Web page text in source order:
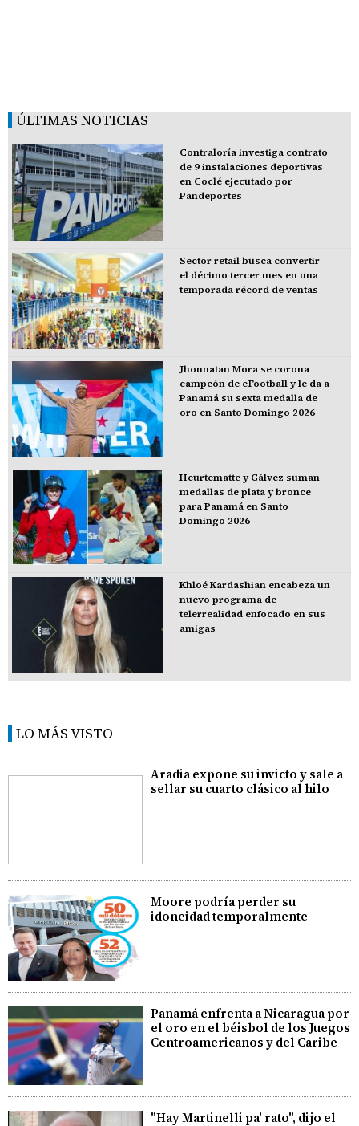
ÚLTIMAS NOTICIAS
Contraloría investiga contrato
de 9 instalaciones deportivas
en Coclé ejecutado por
Pandeportes
Sector retail busca convertir
el décimo tercer mes en una
temporada récord de ventas
Jhonnatan Mora se corona
campeón de eFootball y le da a
Panamá su sexta medalla de
oro en Santo Domingo 2026
Heurtematte y Gálvez suman
medallas de plata y bronce
para Panamá en Santo
Domingo 2026
Khloé Kardashian encabeza un
nuevo programa de
telerrealidad enfocado en sus
amigas
LO MÁS VISTO
Aradia expone su invicto y sale a
sellar su cuarto clásico al hilo
Moore podría perder su
idoneidad temporalmente
Panamá enfrenta a Nicaragua por
el oro en el béisbol de los Juegos
Centroamericanos y del Caribe
"Hay Martinelli pa' rato", dijo el